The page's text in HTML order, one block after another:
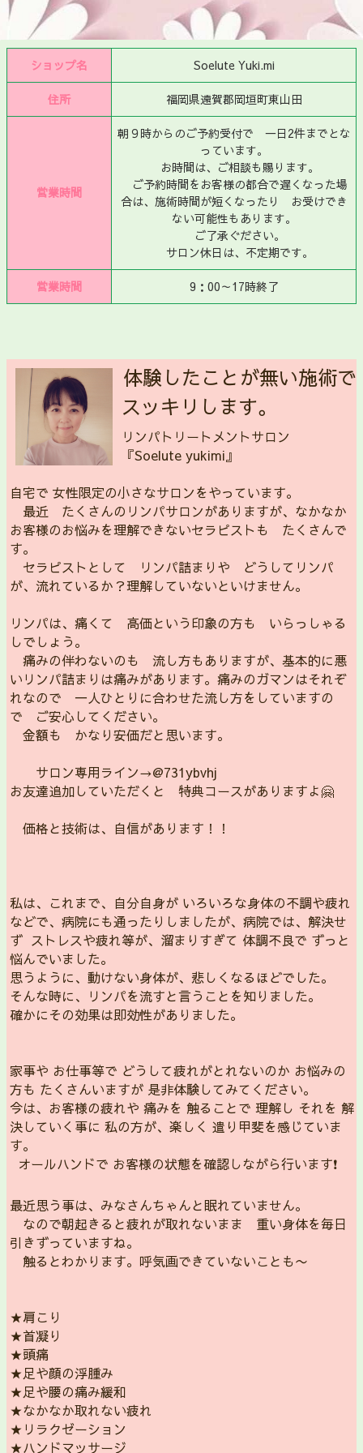
ショップ名 Soelute Yuki.mi
住所 福岡県遠賀郡岡垣町東山田
営業時間
朝９時からのご予約受付で 一日2件までとな
っています。
お時間は、ご相談も賜ります。
ご予約時間をお客様の都合で遅くなった場
合は、施術時間が短くなったり お受けでき
ない可能性もあります。
ご了承ぐださい。
サロン休日は、不定期です。
営業時間 9：00～17時終了
体験したことが無い施術で
スッキリします。
リンパトリートメントサロン
『Soelute yukimi』
自宅で 女性限定の小さなサロンをやっています。
最近 たくさんのリンパサロンがありますが、なかなか
お客様のお悩みを理解できないセラピストも たくさんで
す。
セラピストとして リンパ詰まりや どうしてリンパ
が、流れているか？理解していないといけません。
リンパは、痛くて 高価という印象の方も いらっしゃる
しでしょう。
痛みの伴わないのも 流し方もありますが、基本的に悪
いリンパ詰まりは痛みがあります。痛みのガマンはそれぞ
れなので 一人ひとりに合わせた流し方をしていますの
で ご安心してください。
金額も かなり安価だと思います。
サロン専用ライン→@731ybvhj
お友達追加していただくと 特典コースがありますよ🤗
価格と技術は、自信があります！！
私は、これまで、自分自身が いろいろな身体の不調や疲れ
などで、病院にも通ったりしましたが、病院では、解決せ
ず ストレスや疲れ等が、溜まりすぎて 体調不良で ずっと
悩んでいました。
思うように、動けない身体が、悲しくなるほどでした。
そんな時に、リンパを流すと言うことを知りました。
確かにその効果は即効性がありました。
家事や お仕事等で どうして疲れがとれないのか お悩みの
方も たくさんいますが 是非体験してみてください。
今は、お客様の疲れや 痛みを 触ることで 理解し それを 解
決していく事に 私の方が、楽しく 遣り甲斐を感じていま
す。
オールハンドで お客様の状態を確認しながら行います❗️
最近思う事は、みなさんちゃんと眠れていません。
なので朝起きると疲れが取れないまま 重い身体を毎日
引きずっていますね。
触るとわかります。呼気画できていないことも〜
★肩こり
★首凝り
★頭痛
★足や顔の浮腫み
★足や腰の痛み緩和
★なかなか取れない疲れ
★リラクゼーション
★ハンドマッサージ